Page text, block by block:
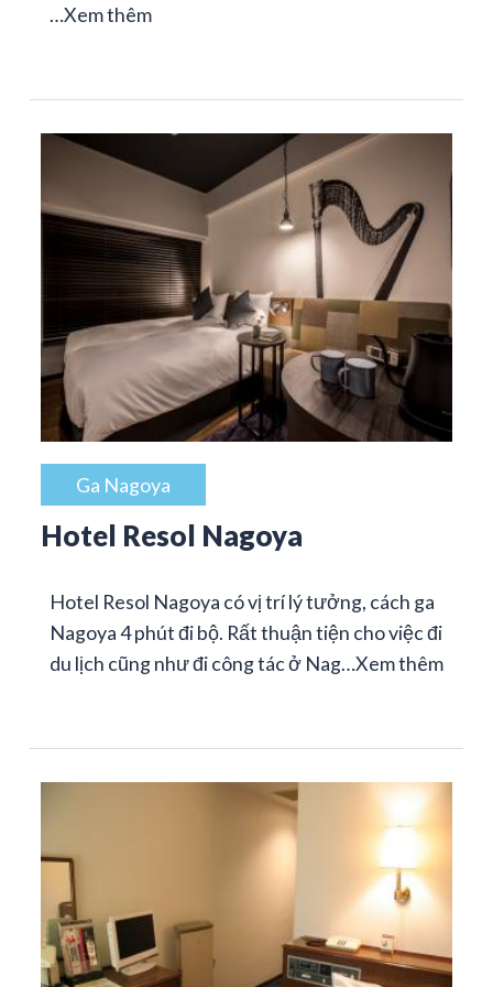
…Xem thêm
Ga Nagoya
Hotel Resol Nagoya
Hotel Resol Nagoya có vị trí lý tưởng, cách ga
Nagoya 4 phút đi bộ. Rất thuận tiện cho việc đi
du lịch cũng như đi công tác ở Nag…Xem thêm